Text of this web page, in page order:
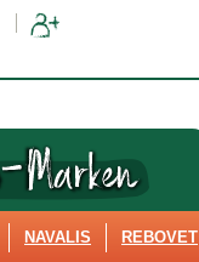
NAVALIS REBOVET